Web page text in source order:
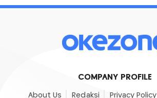
COMPANY PROFILE
About Us Redaksi Privacy Policy